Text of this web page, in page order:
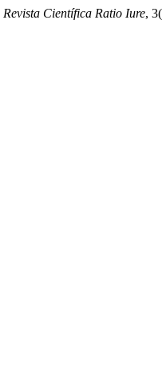
Revista Científica Ratio Iure,